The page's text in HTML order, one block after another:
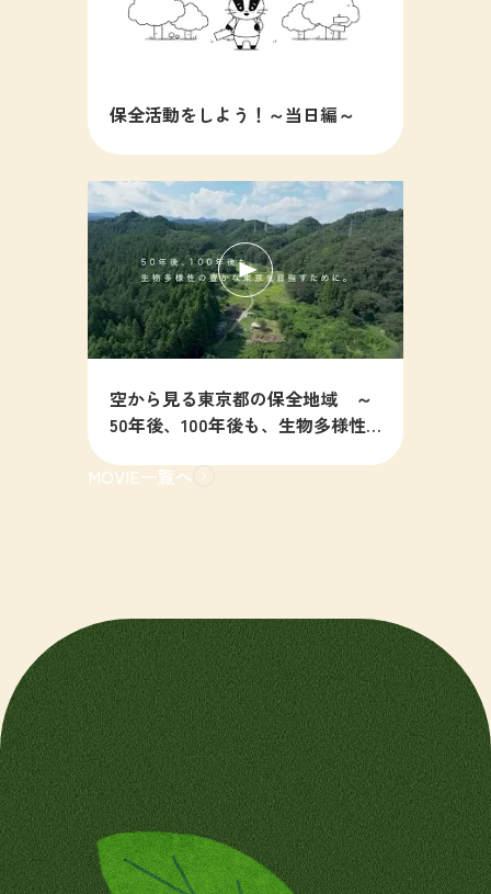
保全活動をしよう！～当日編～
空から見る東京都の保全地域 ～
50年後、100年後も、生物多様性
MOVIE一覧へ